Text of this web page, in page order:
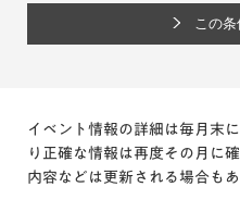
イベント情報の詳細は毎月末
り正確な情報は再度その月に
内容などは更新される場合もあ